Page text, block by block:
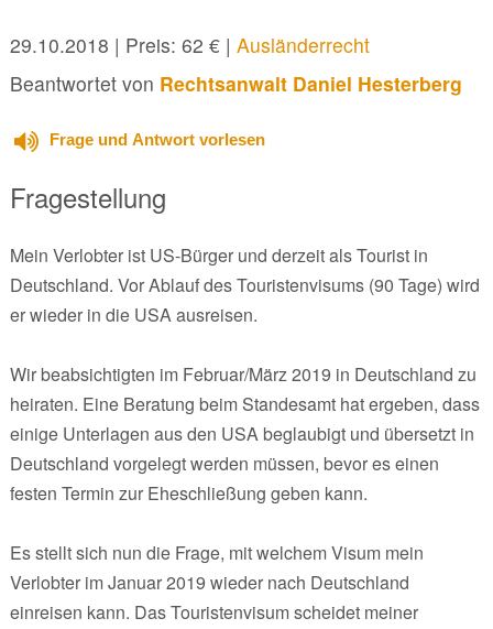
29.10.2018 | Preis: 62 € | Ausländerrecht
Beantwortet von Rechtsanwalt Daniel Hesterberg
Frage und Antwort vorlesen
Fragestellung
Mein Verlobter ist US-Bürger und derzeit als Tourist in
Deutschland. Vor Ablauf des Touristenvisums (90 Tage) wird
er wieder in die USA ausreisen.
Wir beabsichtigten im Februar/März 2019 in Deutschland zu
heiraten. Eine Beratung beim Standesamt hat ergeben, dass
einige Unterlagen aus den USA beglaubigt und übersetzt in
Deutschland vorgelegt werden müssen, bevor es einen
festen Termin zur Eheschließung geben kann.
Es stellt sich nun die Frage, mit welchem Visum mein
Verlobter im Januar 2019 wieder nach Deutschland
einreisen kann. Das Touristenvisum scheidet meiner